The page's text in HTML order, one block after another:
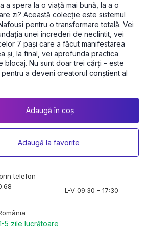
a spera la o viață mai bună, la a o
zi? Această colecție este sistemul
pentru o transformare totală. Vei
unei încrederi de neclintit, vei
7 pași care a făcut manifestarea
și, la final, vei aprofunda practica
blocaj. Nu sunt doar trei cărți – este
a deveni creatorul conștient al
Adaugă în coș
Adaugă la favorite
telefon
L-V 09:30 - 17:30
5 zile lucrătoare